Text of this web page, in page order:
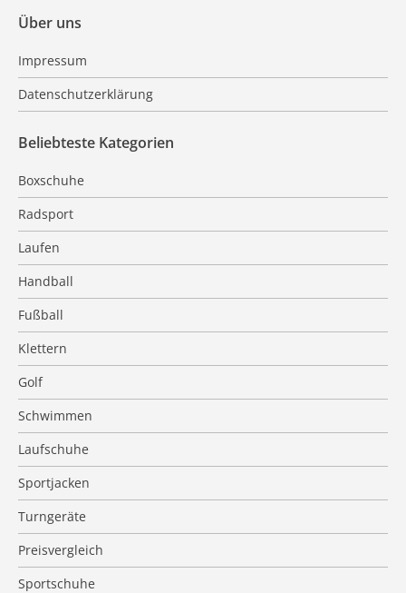
Über uns
Impressum
Datenschutzerklärung
Beliebteste Kategorien
Boxschuhe
Radsport
Laufen
Handball
Fußball
Klettern
Golf
Schwimmen
Laufschuhe
Sportjacken
Turngeräte
Preisvergleich
Sportschuhe